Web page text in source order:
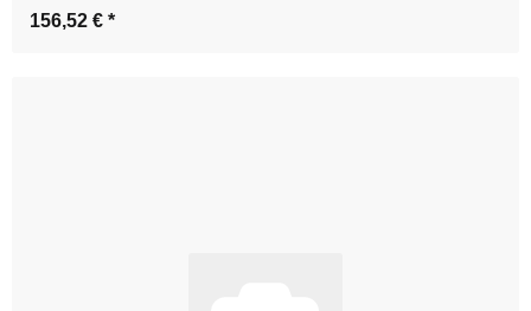
156,52 € *